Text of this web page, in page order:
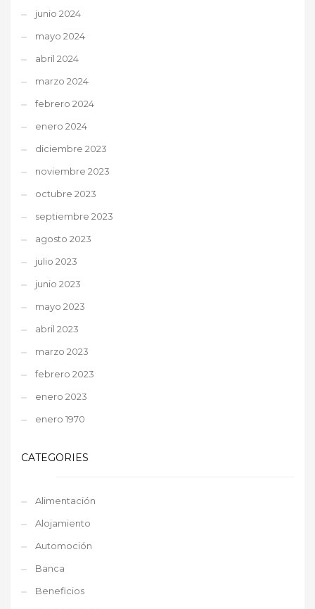
junio 2024
mayo 2024
abril 2024
marzo 2024
febrero 2024
enero 2024
diciembre 2023
noviembre 2023
octubre 2023
septiembre 2023
agosto 2023
julio 2023
junio 2023
mayo 2023
abril 2023
marzo 2023
febrero 2023
enero 2023
enero 1970
CATEGORIES
Alimentación
Alojamiento
Automoción
Banca
Beneficios